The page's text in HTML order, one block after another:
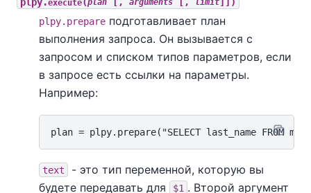
execute plan arguments limit
plpy.prepare подготавливает план
выполнения запроса. Он вызывается с
запросом и списком типов параметров, если
в запросе есть ссылки на параметры.
Например:
text
- это тип переменной, которую вы
будете передавать для
$1 . Второй аргумент